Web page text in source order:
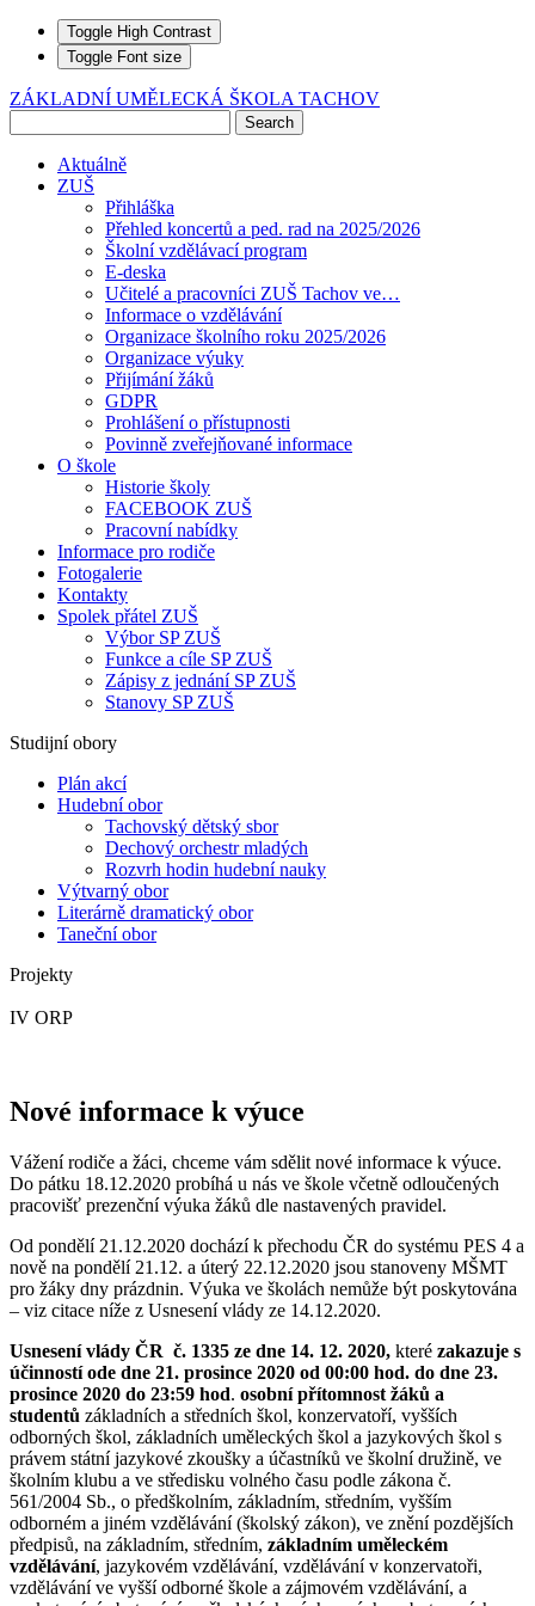
Toggle High Contrast
Toggle Font size
ZÁKLADNÍ UMĚLECKÁ ŠKOLA TACHOV
Aktuálně
ZUŠ
Přihláška
Přehled koncertů a ped. rad na 2025/2026
Školní vzdělávací program
E-deska
Učitelé a pracovníci ZUŠ Tachov ve…
Informace o vzdělávání
Organizace školního roku 2025/2026
Organizace výuky
Přijímání žáků
GDPR
Prohlášení o přístupnosti
Povinně zveřejňované informace
O škole
Historie školy
FACEBOOK ZUŠ
Pracovní nabídky
Informace pro rodiče
Fotogalerie
Kontakty
Spolek přátel ZUŠ
Výbor SP ZUŠ
Funkce a cíle SP ZUŠ
Zápisy z jednání SP ZUŠ
Stanovy SP ZUŠ
Studijní obory
Plán akcí
Hudební obor
Tachovský dětský sbor
Dechový orchestr mladých
Rozvrh hodin hudební nauky
Výtvarný obor
Literárně dramatický obor
Taneční obor
Projekty
IV ORP
Nové informace k výuce
Vážení rodiče a žáci, chceme vám sdělit nové informace k výuce.
Do pátku 18.12.2020 probíhá u nás ve škole včetně odloučených
pracovišť prezenční výuka žáků dle nastavených pravidel.
Od pondělí 21.12.2020 dochází k přechodu ČR do systému PES 4 a
nově na pondělí 21.12. a úterý 22.12.2020 jsou stanoveny MŠMT
pro žáky dny prázdnin. Výuka ve školách nemůže být poskytována
– viz citace níže z Usnesení vlády ze 14.12.2020.
Usnesení vlády ČR č. 1335 ze dne 14. 12. 2020, které zakazuje s
účinností ode dne 21. prosince 2020 od 00:00 hod. do dne 23.
prosince 2020 do 23:59 hod. osobní přítomnost žáků a
studentů základních a středních škol, konzervatoří, vyšších
odborných škol, základních uměleckých škol a jazykových škol s
právem státní jazykové zkoušky a účastníků ve školní družině, ve
školním klubu a ve středisku volného času podle zákona č.
561/2004 Sb., o předškolním, základním, středním, vyšším
odborném a jiném vzdělávání (školský zákon), ve znění pozdějších
předpisů, na základním, středním, základním uměleckém
vzdělávání, jazykovém vzdělávání, vzdělávání v konzervatoři,
vzdělávání ve vyšší odborné škole a zájmovém vzdělávání, a